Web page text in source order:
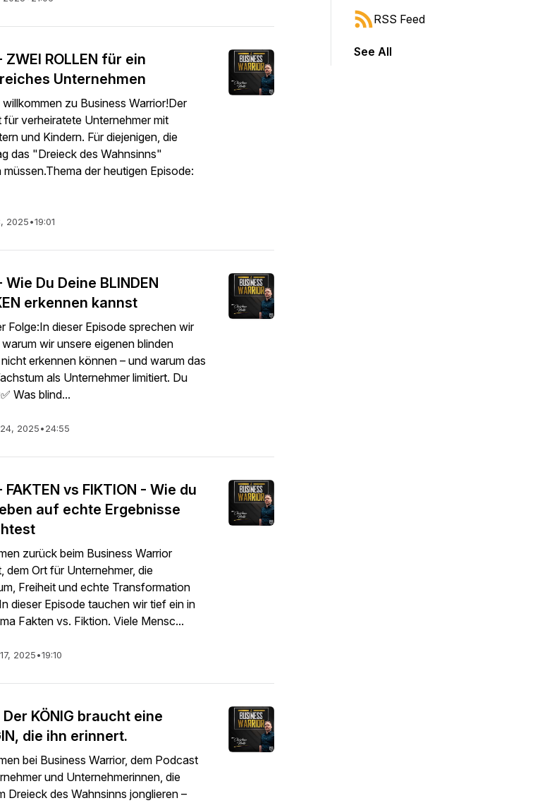
ROLLEN für ein
Unternehmen
zu Business Warrior!Der
für verheiratete Unternehmer mit
und Kindern. Für diejenigen, die
das "Dreieck des Wahnsinns"
müssen.Thema der heutigen Episode:
2025•19:01
Du Deine BLINDEN
erkennen kannst
Folge:In dieser Episode sprechen wir
wir unsere eigenen blinden
erkennen können – und warum das
als Unternehmer limitiert. Du
Was blind...
2025•24:55
vs FIKTION - Wie du
auf echte Ergebnisse
zurück beim Business Warrior
dem Ort für Unternehmer, die
Freiheit und echte Transformation
dieser Episode tauchen wir tief ein in
Fakten vs. Fiktion. Viele Mensc...
2025•19:10
KÖNIG braucht eine
die ihn erinnert.
bei Business Warrior, dem Podcast
und Unternehmerinnen, die
Dreieck des Wahnsinns jonglieren –
RSS Feed
See All